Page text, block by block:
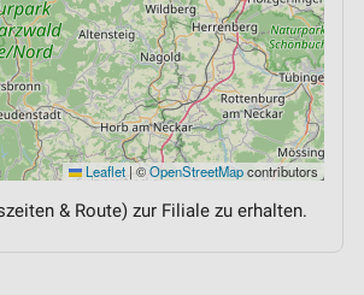
Leaflet | ©OpenStreetMapcontributors
& Route) zur Filiale zu erhalten.